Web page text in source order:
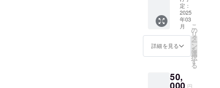
法：
メール
にてお
送りい
す。
曜日）
18:00-
20:00
・場
所：郡
山市中
館 3階
者様の
交通費
）を使
用しま
す。
容） 弊
社取締
役大川
による
社内研
修の実
施 ・実
施概
分×1回
・有効
定：
2025
年03
月
詳細を見る
こ
の
リ
タ
ー
ン
を
選
択
す
る
50,
000 円